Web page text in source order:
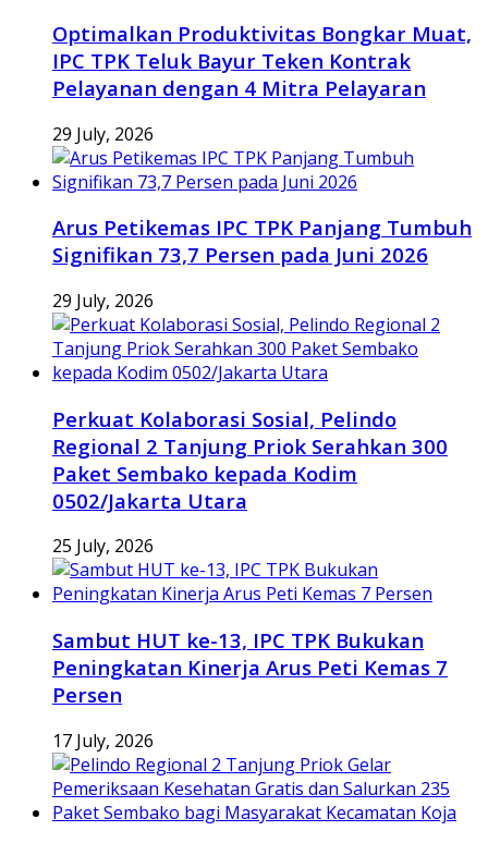
Optimalkan Produktivitas Bongkar Muat,
IPC TPK Teluk Bayur Teken Kontrak
Pelayanan dengan 4 Mitra Pelayaran
29 July, 2026
Arus Petikemas IPC TPK Panjang Tumbuh
Signifikan 73,7 Persen pada Juni 2026
29 July, 2026
Perkuat Kolaborasi Sosial, Pelindo
Regional 2 Tanjung Priok Serahkan 300
Paket Sembako kepada Kodim
0502/Jakarta Utara
25 July, 2026
Sambut HUT ke-13, IPC TPK Bukukan
Peningkatan Kinerja Arus Peti Kemas 7
Persen
17 July, 2026